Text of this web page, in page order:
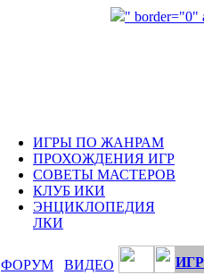
" border="0"
ИГРЫ ПО ЖАНРАМ
ПРОХОЖДЕНИЯ ИГР
СОВЕТЫ МАСТЕРОВ
КЛУБ ИКИ
ЭНЦИКЛОПЕДИЯ
ЛКИ
ФОРУМ ВИДЕО